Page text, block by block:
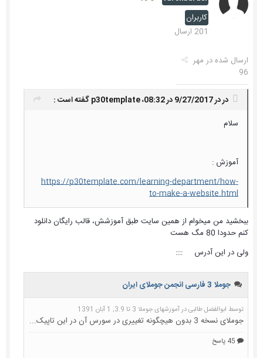
کاربران
201 ارسال
ارسال شده در مهر
96
در در 9/27/2017 در 08:32، p30templateگفته است :
سلام
آموزش :
https://p30template.com/learning-department/how-
to-make-a-website.html
ببخشید من میخوام از همین سایت طبق آموزشش، قالب رایگان دانلود
کنم حدودا 80 مگ هست
ولی در این آدرس ::::